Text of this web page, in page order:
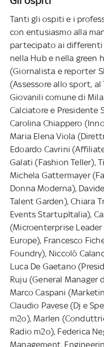
Tanti gli ospiti e i
con entusiasmo alla
partecipato ai
nella Hub e nella green
(Giornalista e reporter
(Assessore allo sport,
Giovanili comune di
Calciatore e Presidente
Carolina Chiappero
Maria Elena Viola
Edoardo Cavrini
Galati (Fashion Teller),
Michela Gattermayer
Donna Moderna),
Talent Garden), Chiara
Events StartupItalia),
(Microenterprise Leader
Europe), Francesco
Foundry), Niccolò
Luca De Gaetano
Ruju (General
Marco Caspani
Claudio Pavese (Dj e
m2o), Marlen
Radio m2o), Federica
Management,